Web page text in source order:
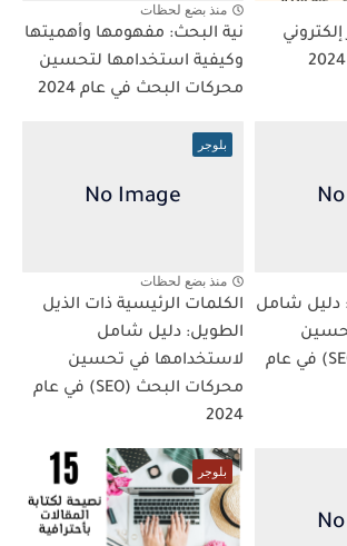
منذ بضع لحظات
نية البحث: مفهومها وأهميتها
وكيفية استخدامها لتحسين
محركات البحث في عام 2024
دليل شامل
محركات البحث (SEO) في عام
بلوجر
منذ بضع لحظات
الكلمات الرئيسية ذات الذيل
الطويل: دليل شامل
لاستخدامها في تحسين
محركات البحث (SEO) في عام
2024
بلوجر